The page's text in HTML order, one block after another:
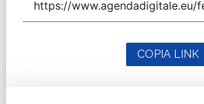
COPIA LINK